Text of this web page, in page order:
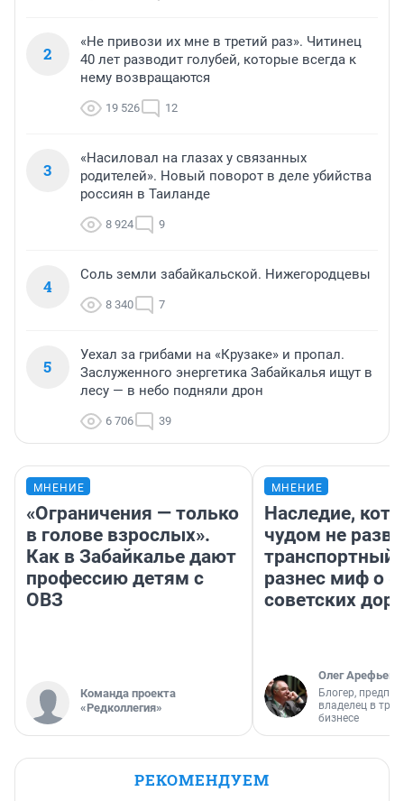
2
«Не привози их мне в третий раз». Читинец
40 лет разводит голубей, которые всегда к
нему возвращаются
19 526 12
3
«Насиловал на глазах у связанных
родителей». Новый поворот в деле убийства
россиян в Таиланде
8 924 9
4
Соль земли забайкальской. Нижегородцевы
8 340 7
5
Уехал за грибами на «Крузаке» и пропал.
Заслуженного энергетика Забайкалья ищут в
лесу — в небо подняли дрон
6 706 39
МНЕНИЕ
«Ограничения — только
в голове взрослых».
Как в Забайкалье дают
профессию детям с
ОВЗ
Команда проекта
«Редколлегия»
МНЕНИЕ
Наследие,
чудом не
транспортный
разнес миф о
советских
Олег Арефьев
Блогер,
владелец в
бизнесе
РЕКОМЕНДУЕМ